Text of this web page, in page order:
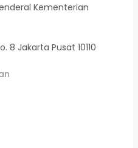
Kementerian
8 Jakarta Pusat 10110